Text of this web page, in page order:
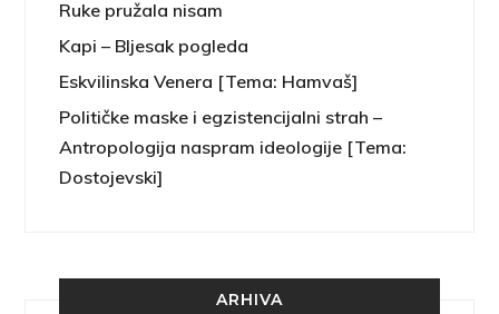
Ruke pružala nisam
Kapi – Bljesak pogleda
Eskvilinska Venera [Tema: Hamvaš]
Političke maske i egzistencijalni strah –
Antropologija naspram ideologije [Tema:
Dostojevski]
ARHIVA